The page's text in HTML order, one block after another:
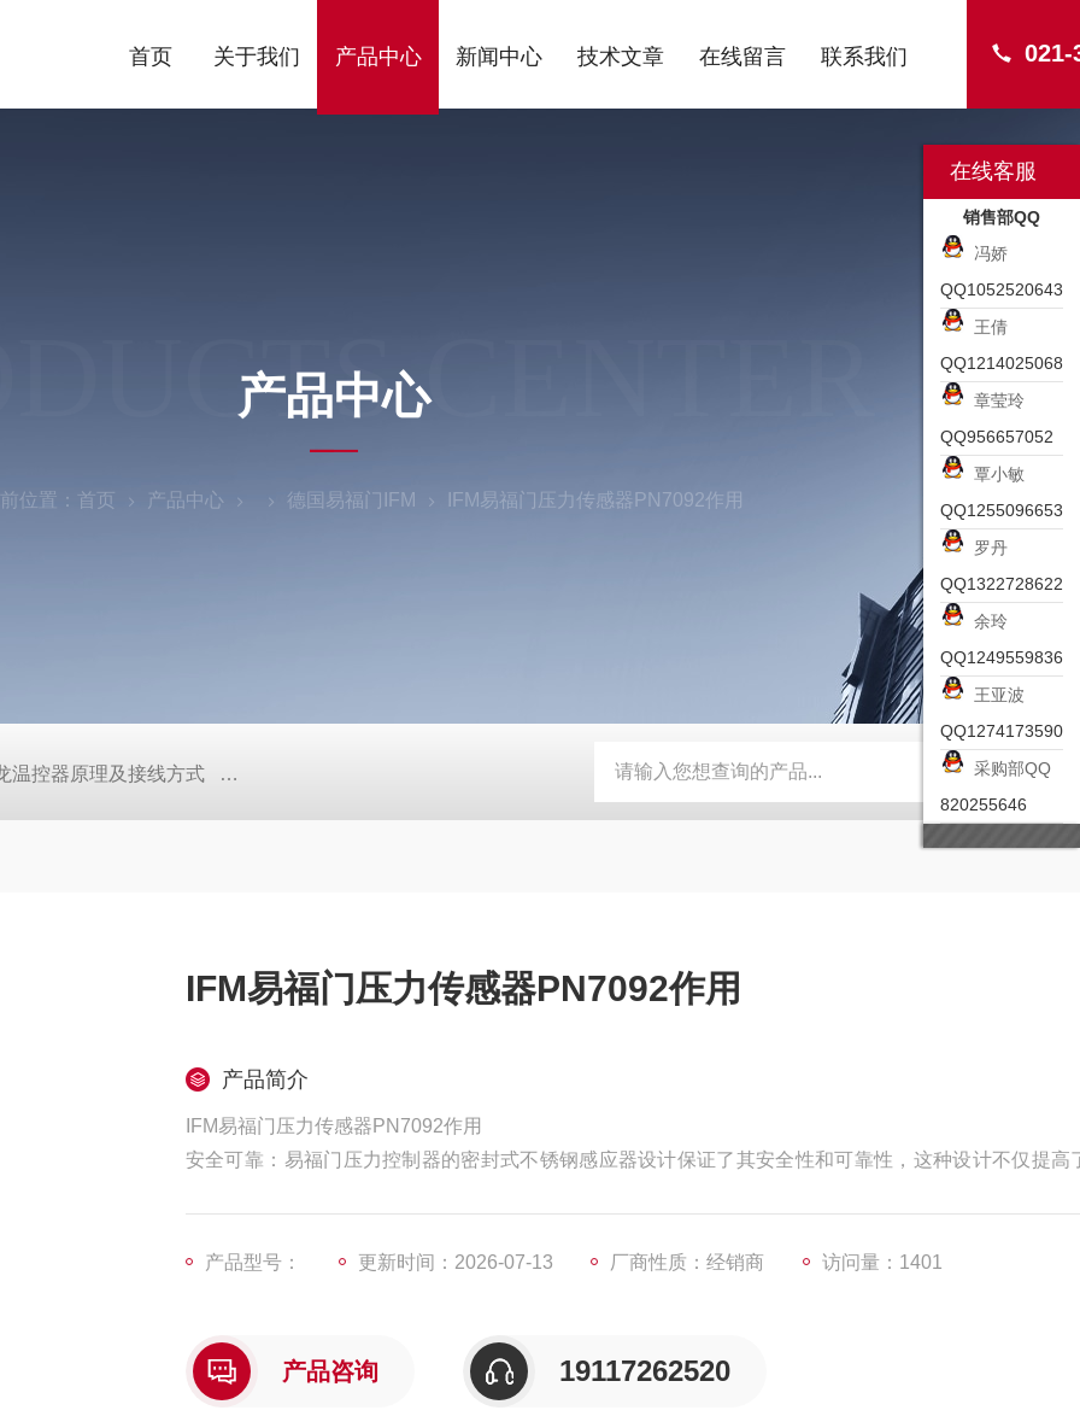
021-
首页 关于我们 产品中心 新闻中心 技术文章 在线留言 联系我们
CENTER
产品中心
位置： 首页 产品中心 德国易福门IFM IFM易福门压力传感器PN7092作用
温控器原理及接线方式 日本SMC真空压力开关的中文资料ZK2-ZSEA-A *皮尔兹PILZ安全激光扫描仪 RZMO-TER-
IFM易福门压力传感器PN7092作用
产品简介
IFM易福门压力传感器PN7092作用
安全可靠：‌易福门压力控制器的密封式不锈钢感应器设计保证了其安全性和可靠性，‌这种设计不仅提高
产品型号： 更新时间：2026-07-13 厂商性质：经销商 访问量：1401
产品咨询 19117262520
在线客服
销售部QQ
冯娇
QQ1052520643
王倩
QQ1214025068
章莹玲
QQ956657052
覃小敏
QQ1255096653
罗丹
QQ1322728622
余玲
QQ1249559836
王亚波
QQ1274173590
采购部QQ
820255646